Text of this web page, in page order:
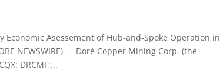
Asessement of Hub-and-Spoke Operation in
NEWSWIRE) — Doré Copper Mining Corp. (the
DRCMF;...